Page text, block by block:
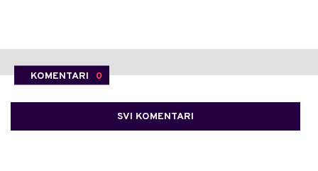
KOMENTARI 0
SVI KOMENTARI